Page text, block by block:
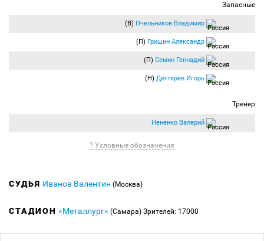
Запасные
(В) Пчельников Владимир
(П) Гришин Александр
(П) Семин Геннадий
(Н) Дегтярёв Игорь
Тренер
Нененко Валерий
? Условные обозначения
СУДЬЯ Иванов Валентин (Москва)
СТАДИОН «Металлург» (Самара) Зрителей: 17000